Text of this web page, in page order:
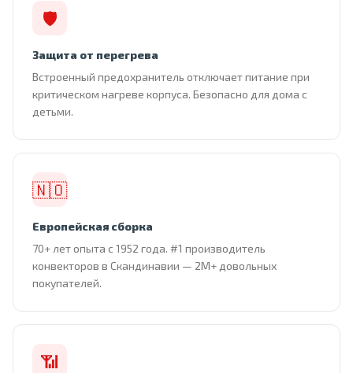
🛡
Защита от перегрева
Встроенный предохранитель отключает питание при
критическом нагреве корпуса. Безопасно для дома с
детьми.
🇳🇴
Европейская сборка
70+ лет опыта с 1952 года. #1 производитель
конвекторов в Скандинавии — 2М+ довольных
покупателей.
📶